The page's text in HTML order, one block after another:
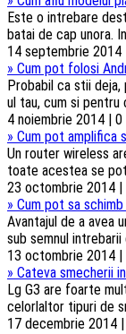
Este o intrebare
batai de cap unora.
14 septembrie
» Cum pot folosi
Probabil ca stii
ul tau, cum si
4 noiembrie 2014 |
» Cum pot amplifica
Un router wireless
toate acestea se
23 octombrie 2014 |
» Cum pot sa
Avantajul de a avea
sub semnul
13 octombrie 2014
» Cateva smecherii
Lg G3 are foarte
celorlaltor tipuri de
17 decembrie 2014